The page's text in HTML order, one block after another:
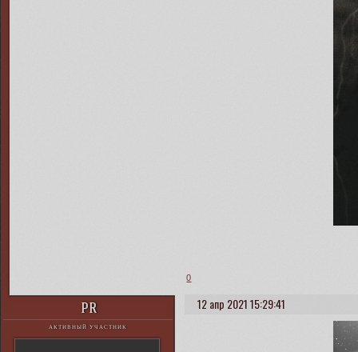
0
12 апр 2021 15:29:41
PR
АКТИВНЫЙ УЧАСТНИК